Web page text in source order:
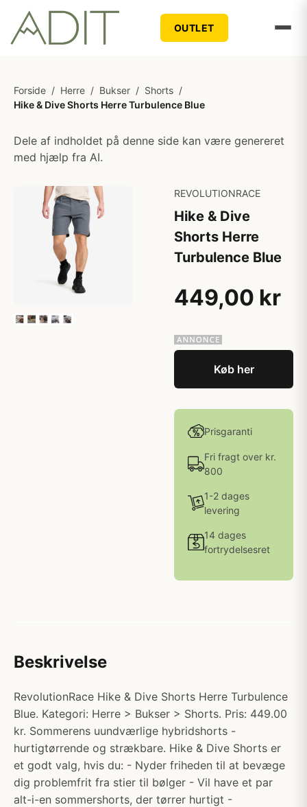
OUTLET
Forside / Herre / Bukser / Shorts /
Hike & Dive Shorts Herre Turbulence Blue
Dele af indholdet på denne side kan være genereret
med hjælp fra AI.
REVOLUTIONRACE
Hike & Dive
Shorts Herre
Turbulence Blue
449,00 kr
Køb her
Prisgaranti
Fri fragt over kr.
800
1-2 dages
levering
14 dages
fortrydelsesret
Beskrivelse
RevolutionRace Hike & Dive Shorts Herre Turbulence
Blue. Kategori: Herre > Bukser > Shorts. Pris: 449.00
kr. Sommerens uundværlige hybridshorts -
hurtigtørrende og strækbare. Hike & Dive Shorts er
et godt valg, hvis du: - Nyder friheden til at bevæge
dig problemfrit fra stier til bølger - Vil have et par
alt-i-en sommershorts, der tørrer hurtigt -